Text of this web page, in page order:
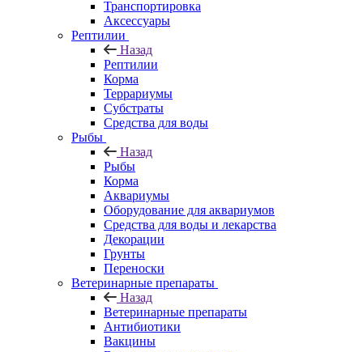
Транспортировка
Аксессуары
Рептилии
Назад
Рептилии
Корма
Террариумы
Субстраты
Средства для воды
Рыбы
Назад
Рыбы
Корма
Аквариумы
Оборудование для аквариумов
Средства для воды и лекарства
Декорации
Грунты
Переноски
Ветеринарные препараты
Назад
Ветеринарные препараты
Антибиотики
Вакцины